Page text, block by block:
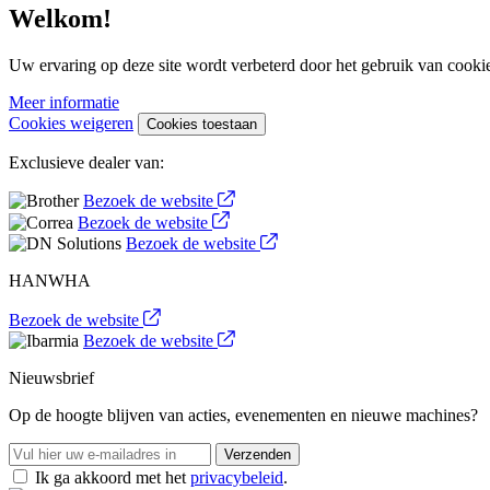
Welkom!
Uw ervaring op deze site wordt verbeterd door het gebruik van
Meer informatie
Cookies weigeren
Cookies toestaan
Exclusieve dealer van:
Bezoek de website
Bezoek de website
Bezoek de website
HANWHA
Bezoek de website
Bezoek de website
Nieuwsbrief
Op de hoogte blijven van acties, evenementen en nieuwe machines?
Verzenden
Ik ga akkoord met het privacybeleid.